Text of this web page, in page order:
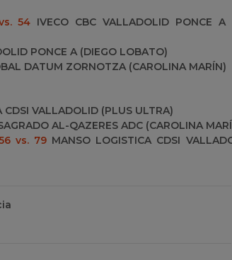
54 IVECO CBC VALLADOLID PONCE A
PONCE A (DIEGO LOBATO)
DATUM ZORNOTZA (CAROLINA MARÍN)
CDSI VALLADOLID (PLUS ULTRA)
AL-QAZERES ADC (CAROLINA
vs. 79 MANSO LOGISTICA CDSI